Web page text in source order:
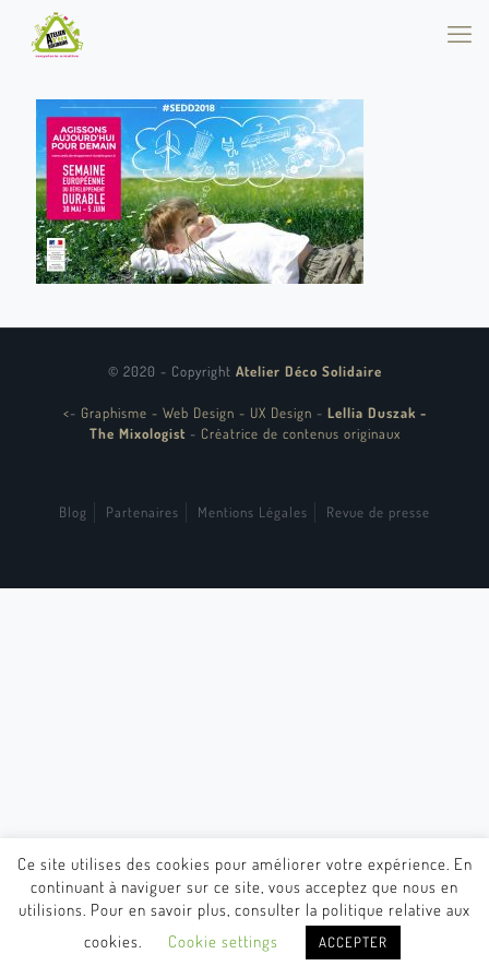
© 2020 - Copyright Atelier Déco Solidaire
<- Graphisme - Web Design - UX Design - Lellia Duszak -
The Mixologist - Créatrice de contenus originaux
Blog Partenaires Mentions Légales Revue de presse
Ce site utilises des cookies pour améliorer votre expérience. En
continuant à naviguer sur ce site, vous acceptez que nous en
utilisions. Pour en savoir plus, consulter la politique relative aux
cookies.
Cookie settings ACCEPTER